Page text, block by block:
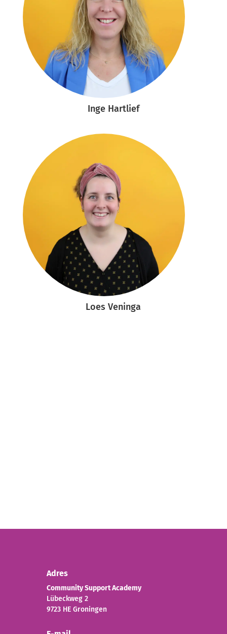
Inge Hartlief
Loes Veninga
Adres
Community Support Academy
Lübeckweg 2
9723 HE Groningen